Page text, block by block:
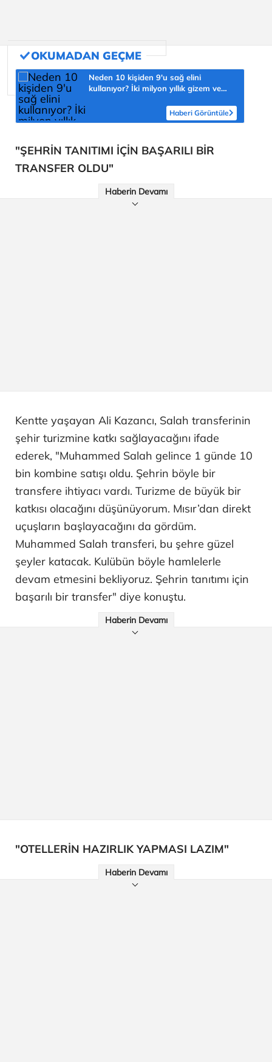
Neden 10 kişiden 9'u sağ elini
kullanıyor? İki milyon yıllık gizem ve
Haberi Görüntüle
"ŞEHRİN TANITIMI İÇİN BAŞARILI BİR
TRANSFER OLDU"
Haberin Devamı
Kentte yaşayan Ali Kazancı, Salah transferinin
şehir turizmine katkı sağlayacağını ifade
ederek, "Muhammed Salah gelince 1 günde 10
bin kombine satışı oldu. Şehrin böyle bir
transfere ihtiyacı vardı. Turizme de büyük bir
katkısı olacağını düşünüyorum. Mısır’dan direkt
uçuşların başlayacağını da gördüm.
Muhammed Salah transferi, bu şehre güzel
şeyler katacak. Kulübün böyle hamlelerle
devam etmesini bekliyoruz. Şehrin tanıtımı için
başarılı bir transfer" diye konuştu.
Haberin Devamı
"OTELLERİN HAZIRLIK YAPMASI LAZIM"
Haberin Devamı